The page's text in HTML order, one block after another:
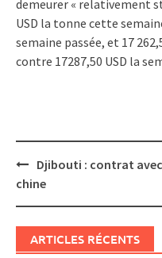
demeurer « relativement
USD la tonne cette
semaine passée, et 17
contre 17287,50 USD la
Post
navigation
Djibouti : contrat
chine
ARTICLES RÉCENTS